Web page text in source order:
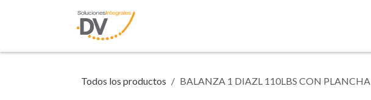
Todos los productos BALANZA 1 DIAZL 110LBS CON PLANCHA